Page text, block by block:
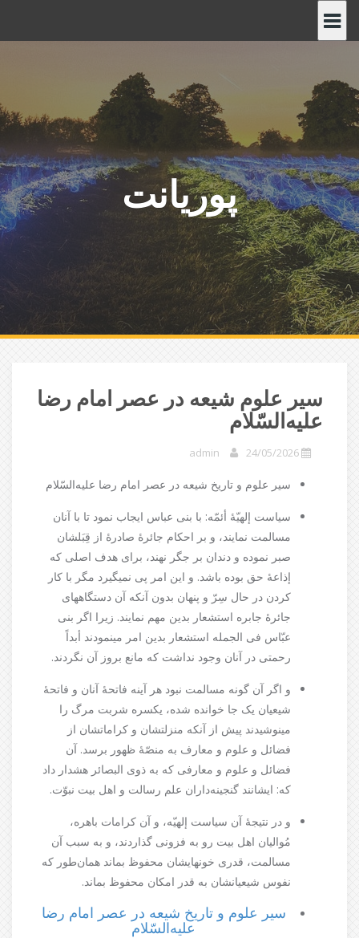
ه
م
ح
و
ا
پوریانت
سير علوم‌ شيعه‌ در عصر امام‌ رضا
عليه‌السّلام
24/05/2026
admin
سير علوم‌ و تاريخ‌ شيعه‌ در عصر امام‌ رضا عليه‌السّلام
سياست‌ إلهيّۀ أئمّه‌: با بنی عباس‌ ايجاب‌ نمود تا با آنان‌
مسالمت‌ نمايند، و بر احکام‌ جائرۀ صادرۀ از قِبَلشان‌
صبر نموده‌ و دندان‌ بر جگر نهند، برای هدف‌ اصلی که‌
إذاعۀ حق‌ بوده‌ باشد. و اين‌ امر پی نمیگيرد مگر با کار
کردن‌ در حال‌ سِرّ و پنهان‌ بدون‌ آنکه‌ آن‌ دستگاههای
جائرۀ جابره‌ استشعار بدين‌ مهم‌ نمايند. زيرا اگر بنی
عبّاس‌ فی الجمله‌ استشعار بدين‌ امر مینمودند أبداً
رحمتی در آنان‌ وجود نداشت‌ که‌ مانع‌ بروز آن‌ نگردند.
و اگر آن‌ گونه‌ مسالمت‌ نبود هر آينه‌ فاتحۀ آنان‌ و فاتحۀ
شيعيان‌ يک جا خوانده‌ شده‌، يکسره‌ شربت‌ مرگ‌ را
مینوشيدند پيش‌ از آنکه‌ منزلتشان‌ و کراماتشان‌ از
فضائل‌ و علوم‌ و معارف‌ به‌ منصّۀ ظهور برسد. آن‌
فضائل‌ و علوم‌ و معارفی که‌ به‌ ذوی البصائر هشدار داد
که‌: ايشانند گنجينه‌داران‌ علم‌ رسالت‌ و اهل‌ بيت‌ نبوّت‌.
و در نتيجۀ آن‌ سياست‌ إلهيّه‌، و آن‌ کرامات‌ باهره‌،
مُواليان‌ اهل‌ بيت‌ رو به‌ فزونی گذاردند، و به‌ سبب‌ آن‌
مسالمت‌، قدری خونهايشان‌ محفوظ‌ بماند همان‌طور که‌
نفوس‌ شيعيانشان‌ به‌ قدر امکان‌ محفوظ‌ بماند.
سير علوم‌ و تاريخ‌ شيعه‌ در عصر امام‌ رضا
عليه‌السّلام